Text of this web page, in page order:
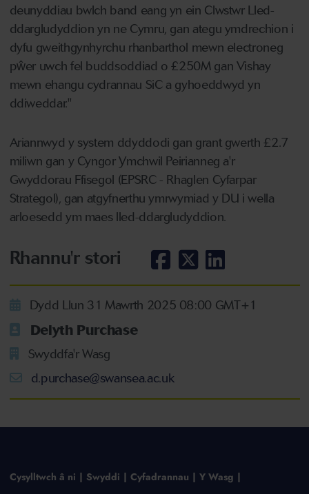
deunyddiau bwlch band eang yn ein Clwstwr Lled-
ddargludyddion yn ne Cymru, gan ategu ymdrechion i
dyfu gweithgynhyrchu rhanbarthol mewn electroneg
pŵer uwch fel buddsoddiad o £250M gan Vishay
mewn ehangu cydrannau SiC a gyhoeddwyd yn
ddiweddar."
Ariannwyd y system ddyddodi gan grant gwerth £2.7
miliwn gan y Cyngor Ymchwil Peirianneg a'r
Gwyddorau Ffisegol (EPSRC - Rhaglen Cyfarpar
Strategol), gan atgyfnerthu ymrwymiad y DU i wella
arloesedd ym maes lled-ddargludyddion.
Rhannu'r stori
Dydd Llun 31 Mawrth 2025 08:00 GMT+1
Delyth Purchase
Swyddfa'r Wasg
d.purchase@swansea.ac.uk
Cysylltwch â ni Swyddi Cyfadrannau Y Wasg